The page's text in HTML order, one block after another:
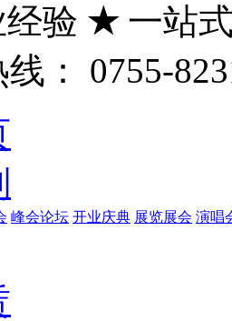
验 ★一站
：
0755-
峰会论坛 开业庆典 展览展会 演唱